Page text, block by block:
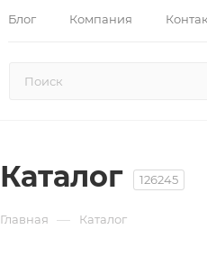
Блог Компания
Каталог 126245
Главная — Каталог